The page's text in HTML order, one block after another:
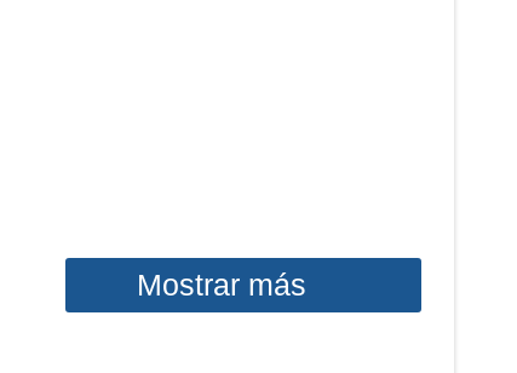
Mostrar más